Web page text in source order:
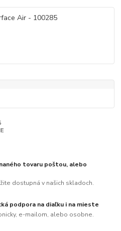
tovaru poštou, alebo
dostupná v našich skladoch.
podpora na diaľku i na mieste
e-mailom, alebo osobne.